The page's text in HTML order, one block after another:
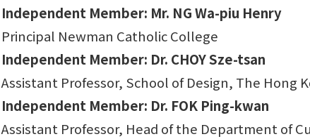
Independent Member: Mr. NG Wa-piu Henry
Principal Newman Catholic College
Independent Member: Dr. CHOY Sze-tsan
Assistant Professor, School of Design, The Hong
Independent Member: Dr. FOK Ping-kwan
Assistant Professor, Head of the Department of